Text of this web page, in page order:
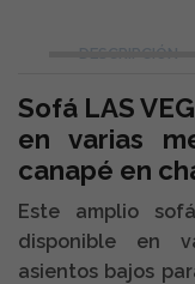
DESCRIPCIÓN
Sofá LAS
en varias
canapé en
Este amplio
disponible en
asientos bajos